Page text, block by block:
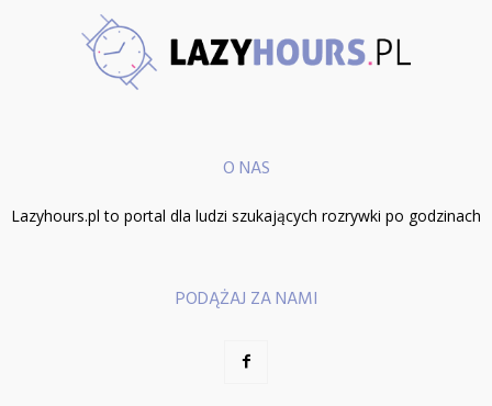
O NAS
Lazyhours.pl to portal dla ludzi szukających rozrywki po godzinach
PODĄŻAJ ZA NAMI